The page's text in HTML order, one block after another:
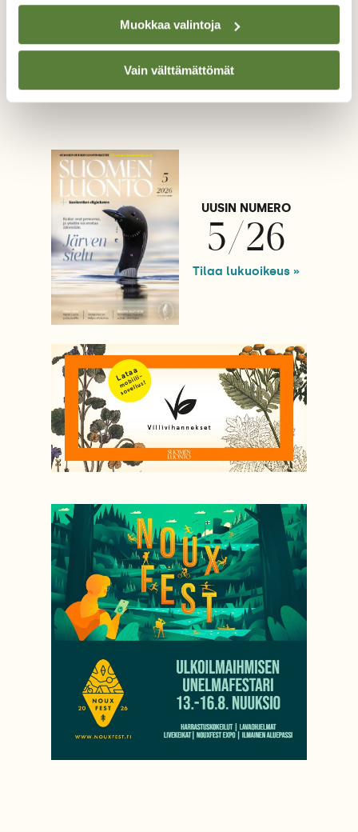
Muokkaa valintoja
Vain välttämättömät
Lisää aiheesta
UUSIN NUMERO
5/26
Tilaa lukuoikeus »